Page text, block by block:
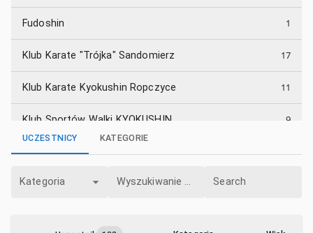
Fudoshin 1
Klub Karate "Trójka" Sandomierz 17
Klub Karate Kyokushin Ropczyce 11
Klub Sportów Walki KYOKUSHIN 9
Klub Sportowy Prestige Rzeszów 9
KRAKOWSKA AKADEMIA SPORTU
UCZESTNICY KATEGORIE
Kategoria Wyszukiwanie Kategorii Search